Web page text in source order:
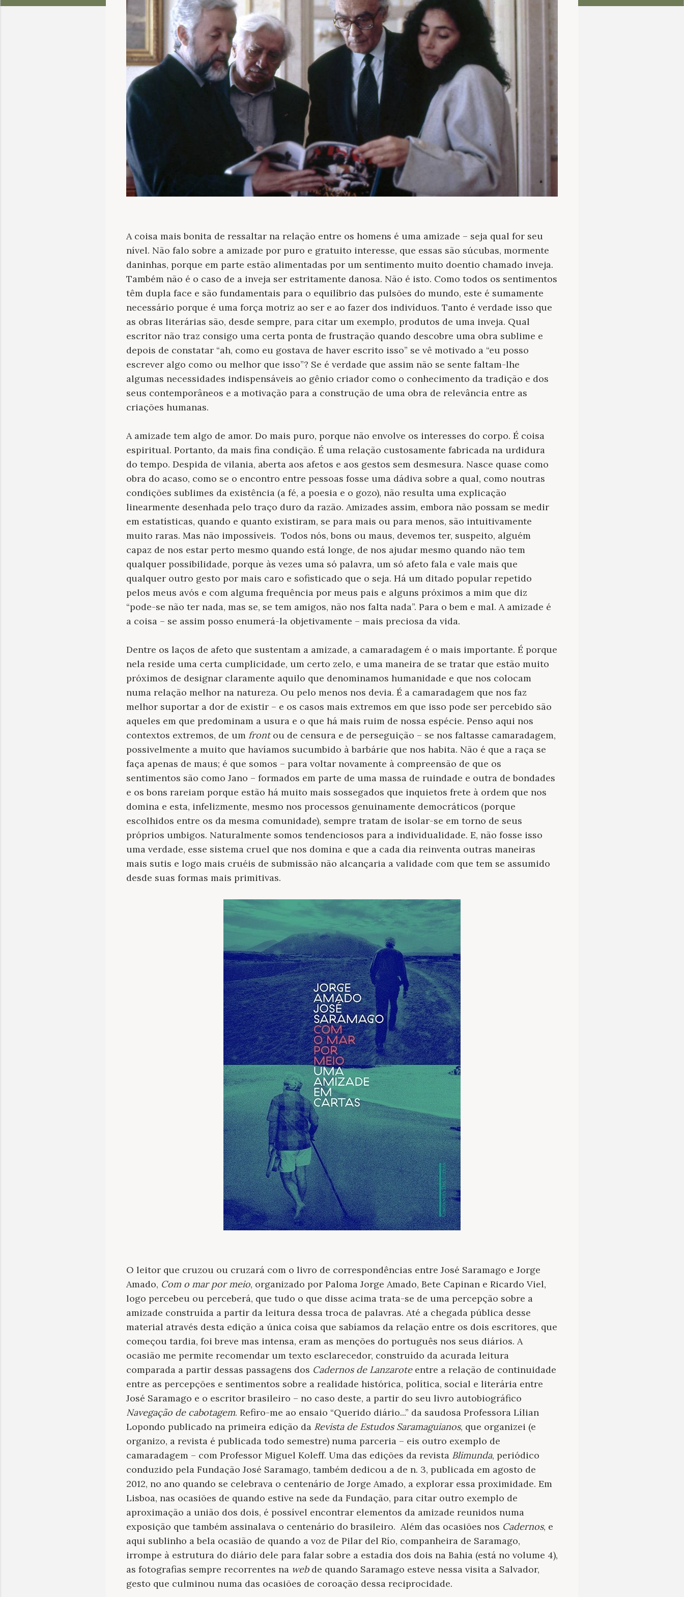
A coisa mais bonita de ressaltar na relação entre os homens é uma amizade – seja qual for seu
nível. Não falo sobre a amizade por puro e gratuito interesse, que essas são súcubas, mormente
daninhas, porque em parte estão alimentadas por um sentimento muito doentio chamado inveja.
Também não é o caso de a inveja ser estritamente danosa. Não é isto. Como todos os sentimentos
têm dupla face e são fundamentais para o equilíbrio das pulsões do mundo, este é sumamente
necessário porque é uma força motriz ao ser e ao fazer dos indivíduos. Tanto é verdade isso que
as obras literárias são, desde sempre, para citar um exemplo, produtos de uma inveja. Qual
escritor não traz consigo uma certa ponta de frustração quando descobre uma obra sublime e
depois de constatar “ah, como eu gostava de haver escrito isso” se vê motivado a “eu posso
escrever algo como ou melhor que isso”? Se é verdade que assim não se sente faltam-lhe
algumas necessidades indispensáveis ao gênio criador como o conhecimento da tradição e dos
seus contemporâneos e a motivação para a construção de uma obra de relevância entre as
criações humanas.
A amizade tem algo de amor. Do mais puro, porque não envolve os interesses do corpo. É coisa
espiritual. Portanto, da mais fina condição. É uma relação custosamente fabricada na urdidura
do tempo. Despida de vilania, aberta aos afetos e aos gestos sem desmesura. Nasce quase como
obra do acaso, como se o encontro entre pessoas fosse uma dádiva sobre a qual, como noutras
condições sublimes da existência (a fé, a poesia e o gozo), não resulta uma explicação
linearmente desenhada pelo traço duro da razão. Amizades assim, embora não possam se medir
em estatísticas, quando e quanto existiram, se para mais ou para menos, são intuitivamente
muito raras. Mas não impossíveis. Todos nós, bons ou maus, devemos ter, suspeito, alguém
capaz de nos estar perto mesmo quando está longe, de nos ajudar mesmo quando não tem
qualquer possibilidade, porque às vezes uma só palavra, um só afeto fala e vale mais que
qualquer outro gesto por mais caro e sofisticado que o seja. Há um ditado popular repetido
pelos meus avós e com alguma frequência por meus pais e alguns próximos a mim que diz
“pode-se não ter nada, mas se, se tem amigos, não nos falta nada”. Para o bem e mal. A amizade é
a coisa – se assim posso enumerá-la objetivamente – mais preciosa da vida.
Dentre os laços de afeto que sustentam a amizade, a camaradagem é o mais importante. É porque
nela reside uma certa cumplicidade, um certo zelo, e uma maneira de se tratar que estão muito
próximos de designar claramente aquilo que denominamos humanidade e que nos colocam
numa relação melhor na natureza. Ou pelo menos nos devia. É a camaradagem que nos faz
melhor suportar a dor de existir – e os casos mais extremos em que isso pode ser percebido são
aqueles em que predominam a usura e o que há mais ruim de nossa espécie. Penso aqui nos
contextos extremos, de um frontou de censura e de perseguição – se nos faltasse camaradagem,
possivelmente a muito que havíamos sucumbido à barbárie que nos habita. Não é que a raça se
faça apenas de maus; é que somos – para voltar novamente à compreensão de que os
sentimentos são como Jano – formados em parte de uma massa de ruindade e outra de bondades
e os bons rareiam porque estão há muito mais sossegados que inquietos frete à ordem que nos
domina e esta, infelizmente, mesmo nos processos genuinamente democráticos (porque
escolhidos entre os da mesma comunidade), sempre tratam de isolar-se em torno de seus
próprios umbigos. Naturalmente somos tendenciosos para a individualidade. E, não fosse isso
uma verdade, esse sistema cruel que nos domina e que a cada dia reinventa outras maneiras
mais sutis e logo mais cruéis de submissão não alcançaria a validade com que tem se assumido
desde suas formas mais primitivas.
O leitor que cruzou ou cruzará com o livro de correspondências entre José Saramago e Jorge
Amado, Com o mar por meio, organizado por Paloma Jorge Amado, Bete Capinan e Ricardo Viel,
logo percebeu ou perceberá, que tudo o que disse acima trata-se de uma percepção sobre a
amizade construída a partir da leitura dessa troca de palavras. Até a chegada pública desse
material através desta edição a única coisa que sabíamos da relação entre os dois escritores, que
começou tardia, foi breve mas intensa, eram as menções do português nos seus diários. A
ocasião me permite recomendar um texto esclarecedor, construído da acurada leitura
comparada a partir dessas passagens dos Cadernos de Lanzaroteentre a relação de continuidade
entre as percepções e sentimentos sobre a realidade histórica, política, social e literária entre
José Saramago e o escritor brasileiro – no caso deste, a partir do seu livro autobiográfico
Navegação de cabotagem. Refiro-me ao ensaio “Querido diário...” da saudosa Professora Lílian
Lopondo publicado na primeira edição da Revista de Estudos Saramaguianos, que organizei (e
organizo, a revista é publicada todo semestre) numa parceria – eis outro exemplo de
camaradagem – com Professor Miguel Koleff. Uma das edições da revista Blimunda, periódico
conduzido pela Fundação José Saramago, também dedicou a de n. 3, publicada em agosto de
2012, no ano quando se celebrava o centenário de Jorge Amado, a explorar essa proximidade. Em
Lisboa, nas ocasiões de quando estive na sede da Fundação, para citar outro exemplo de
aproximação a união dos dois, é possível encontrar elementos da amizade reunidos numa
exposição que também assinalava o centenário do brasileiro. Além das ocasiões nos Cadernos, e
aqui sublinho a bela ocasião de quando a voz de Pilar del Río, companheira de Saramago,
irrompe à estrutura do diário dele para falar sobre a estadia dos dois na Bahia (está no volume 4),
as fotografias sempre recorrentes na webde quando Saramago esteve nessa visita a Salvador,
gesto que culminou numa das ocasiões de coroação dessa reciprocidade.